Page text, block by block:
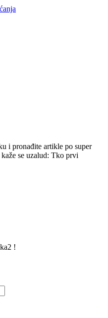
i pronađite artikle po super
se uzalud: Tko prvi
!